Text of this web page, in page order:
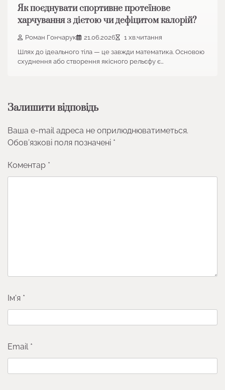
Як поєднувати спортивне протеїнове
харчування з дієтою чи дефіцитом калорій?
Роман Гончарук 21.06.2026
1 хв.читання
Шлях до ідеального тіла — це завжди математика. Основою
схуднення або створення якісного рельєфу є…
Залишити відповідь
Ваша e-mail адреса не оприлюднюватиметься.
Обов’язкові поля позначені *
Коментар *
Ім'я *
Email *